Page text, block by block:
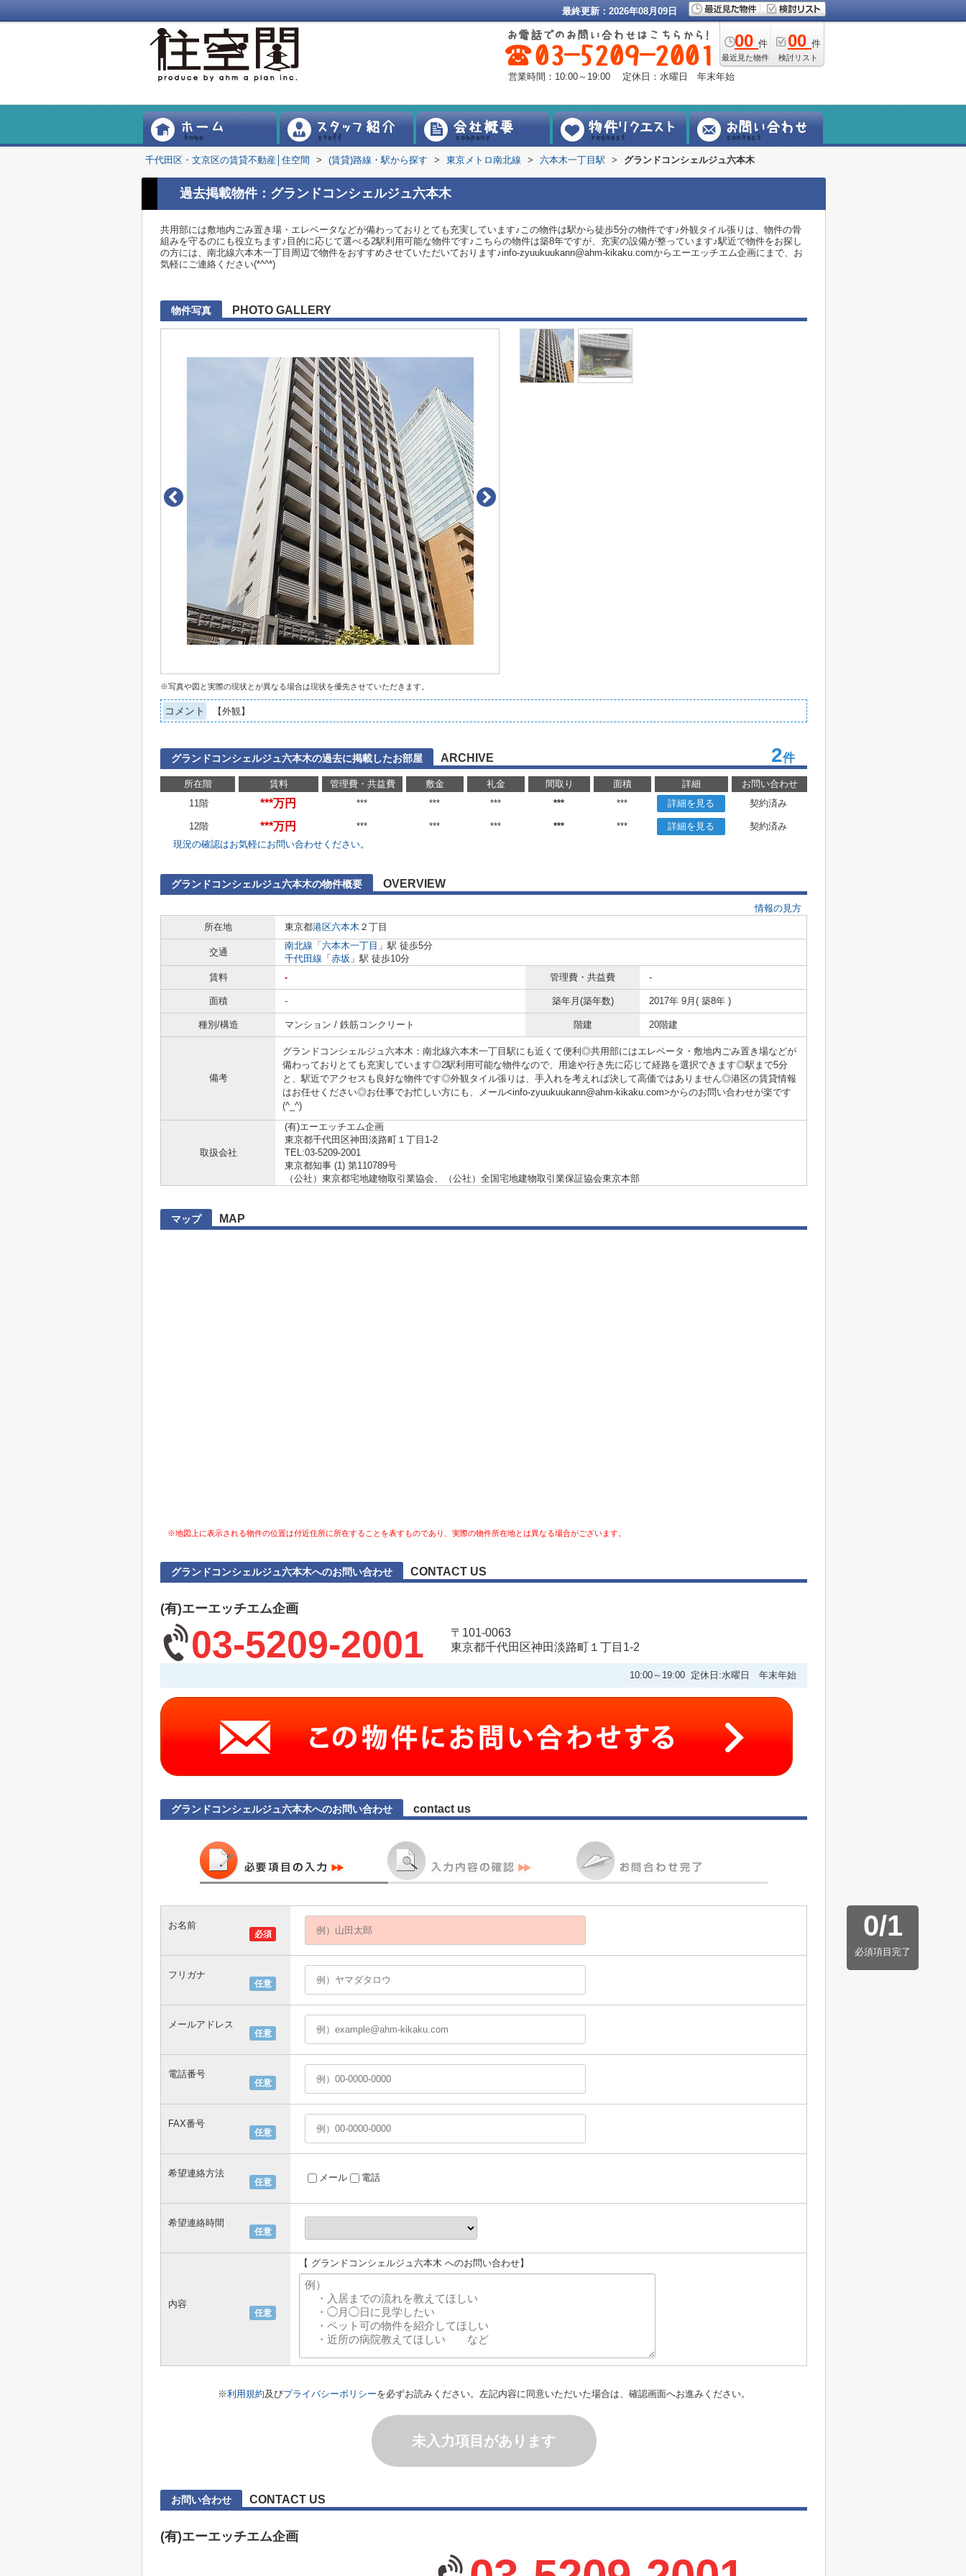
最終更新：2026年08月09日
00 件
最近見た物件
00 件
検討リスト
営業時間：10:00～19:00 定休日：水曜日 年末年始
千代田区・文京区の賃貸不動産│住空間 > (賃貸)路線・駅から探す > 東京メトロ南北線 > 六本木一丁目駅 > グランドコンシェルジュ六本木
過去掲載物件：グランドコンシェルジュ六本木
共用部には敷地内ごみ置き場・エレベータなどが備わっておりとても充実しています♪この物件は駅から徒歩5分の物件です♪外観タイル張りは、物件の骨
組みを守るのにも役立ちます♪目的に応じて選べる2駅利用可能な物件です♪こちらの物件は築8年ですが、充実の設備が整っています♪駅近で物件をお探し
の方には、南北線六本木一丁目周辺で物件をおすすめさせていただいております♪info-zyuukuukann@ahm-kikaku.comからエーエッチエム企画にまで、お
気軽にご連絡ください(*^^*)
物件写真 PHOTO GALLERY
※写真や図と実際の現状とが異なる場合は現状を優先させていただきます。
コメント 【外観】
グランドコンシェルジュ六本木の過去に掲載したお部屋 ARCHIVE 2件
所在階 賃料 管理費・共益費 敷金 礼金 間取り 面積 詳細
お問い合わせ
11階
***万円 *** *** *** *** *** 詳細を見る 契約済み
12階 ***万円 *** *** *** *** *** 詳細を見る
契約済み
現況の確認はお気軽にお問い合わせください。
グランドコンシェルジュ六本木の物件概要 OVERVIEW
情報の見方
所在地
東京都港区六本木 ２丁目
交通
南北線 「 六本木一丁目 」駅 徒歩5分
千代田線 「 赤坂 」駅 徒歩10分
賃料
- 管理費・共益費 -
面積 - 築年月(築年数) 2017年 9月( 築8年 )
種別/構造 マンション / 鉄筋コンクリート 階建 20階建
備考
グランドコンシェルジュ六本木：南北線六本木一丁目駅にも近くて便利◎共用部にはエレベータ・敷地内ごみ置き場などが
備わっておりとても充実しています◎2駅利用可能な物件なので、用途や行き先に応じて経路を選択できます◎駅まで5分
と、駅近でアクセスも良好な物件です◎外観タイル張りは、手入れを考えれば決して高価ではありません◎港区の賃貸情報
はお任せください◎お仕事でお忙しい方にも、メール<info-zyuukuukann@ahm-kikaku.com>からのお問い合わせが楽です
(^_^)
取扱会社
(有)エーエッチエム企画
東京都千代田区神田淡路町１丁目1-2
TEL:03-5209-2001
東京都知事 (1) 第110789号
（公社）東京都宅地建物取引業協会、（公社）全国宅地建物取引業保証協会東京本部
マップ MAP
※地図上に表示される物件の位置は付近住所に所在することを表すものであり、実際の物件所在地とは異なる場合がございます。
グランドコンシェルジュ六本木へのお問い合わせ CONTACT US
(有)エーエッチエム企画
03-5209-2001
〒101-0063
東京都千代田区神田淡路町１丁目1-2
10:00～19:00 定休日:水曜日 年末年始
グランドコンシェルジュ六本木へのお問い合わせ contact us
0/1
必須項目完了
必須
お名前
任意
フリガナ
任意
メールアドレス
任意
電話番号
任意
FAX番号
任意
希望連絡方法 メール 電話
任意
希望連絡時間
任意
内容
【 グランドコンシェルジュ六本木 へのお問い合わせ】
※利用規約及びプライバシーポリシーを必ずお読みください。左記内容に同意いただいた場合は、確認画面へお進みください。
未入力項目があります
お問い合わせ CONTACT US
(有)エーエッチエム企画